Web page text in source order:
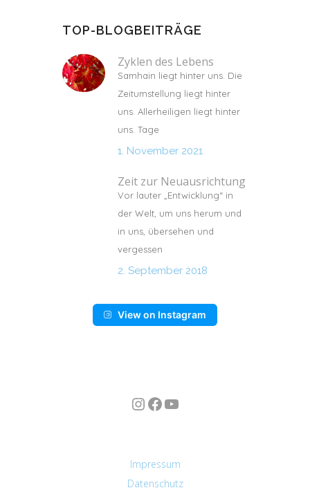
TOP-BLOGBEITRÄGE
Zyklen des Lebens
Samhain liegt hinter uns. Die
Zeitumstellung liegt hinter
uns. Allerheiligen liegt hinter
uns. Tage
1. November 2021
Zeit zur Neuausrichtung
Vor lauter „Entwicklung“ in
der Welt, um uns herum und
in uns, übersehen und
vergessen
2. September 2018
View on Instagram
Instagram
Facebook
YouTube
Impressum
Datenschutz